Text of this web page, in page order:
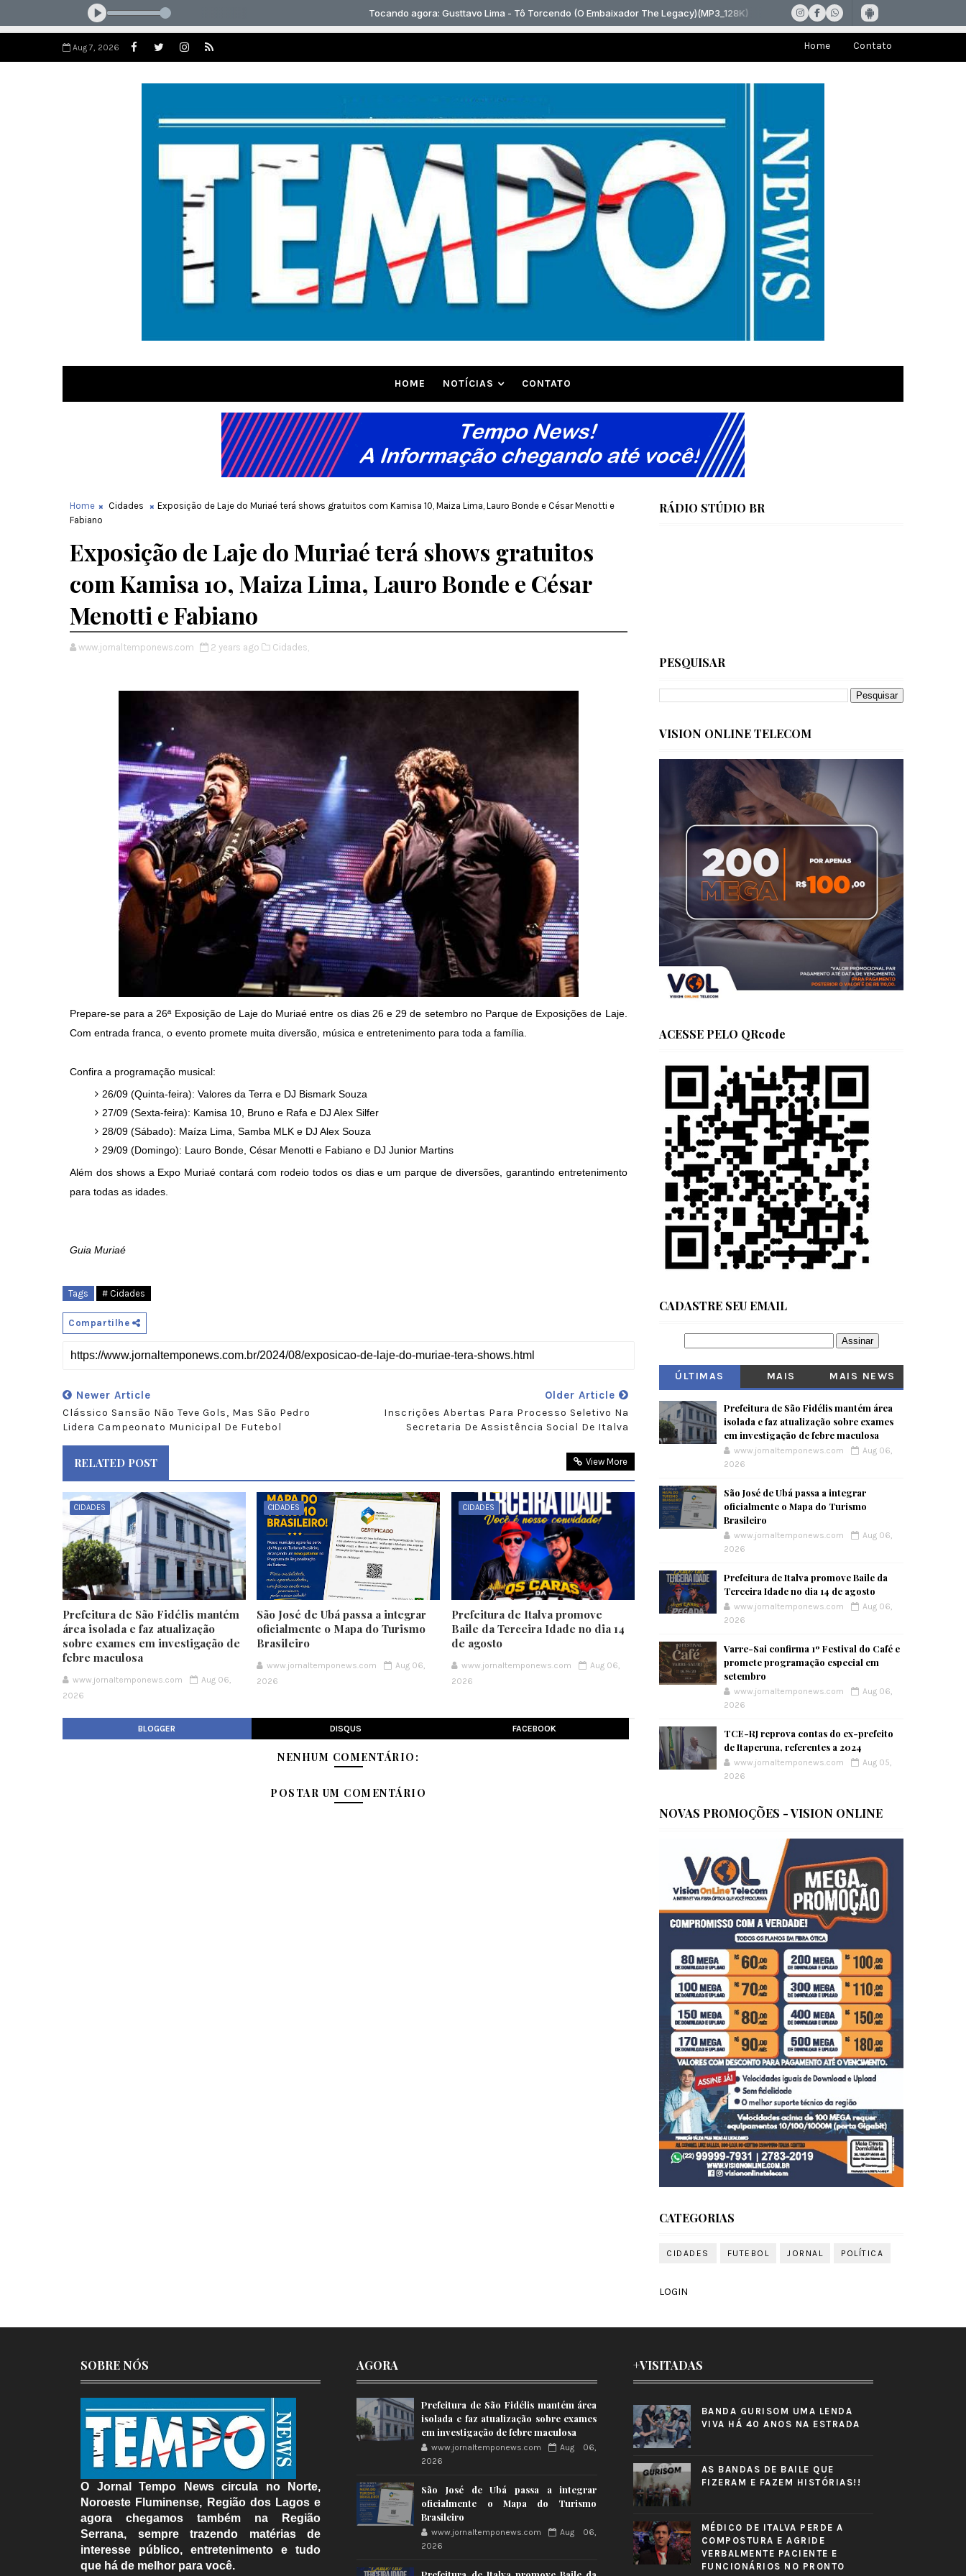
Aug 7, 2026 Home Contato
HOME NOTÍCIAS CONTATO
Home Cidades
Exposição de Laje do Muriaé terá shows gratuitos com Kamisa 10, Maiza Lima, Lauro Bonde e César Menotti e
Fabiano
Exposição de Laje do Muriaé terá shows gratuitos
com Kamisa 10, Maiza Lima, Lauro Bonde e César
Menotti e Fabiano
www.jornaltemponews.com 2 years ago Cidades,
Prepare-se para a 26ª Exposição de Laje do Muriaé entre os dias 26 e 29 de setembro no Parque de Exposições de Laje.
Com entrada franca, o evento promete muita diversão, música e entretenimento para toda a família.
Confira a programação musical:
26/09 (Quinta-feira): Valores da Terra e DJ Bismark Souza
27/09 (Sexta-feira): Kamisa 10, Bruno e Rafa e DJ Alex Silfer
28/09 (Sábado): Maíza Lima, Samba MLK e DJ Alex Souza
29/09 (Domingo): Lauro Bonde, César Menotti e Fabiano e DJ Junior Martins
Além dos shows a Expo Muriaé contará com rodeio todos os dias e um parque de diversões, garantindo entretenimento
para todas as idades.
Guia Muriaé
Tags # Cidades
Compartilhe
Newer Article
Clássico Sansão Não Teve Gols, Mas São Pedro
Lidera Campeonato Municipal De Futebol
Older Article
Inscrições Abertas Para Processo Seletivo Na
Secretaria De Assistência Social De Italva
RELATED POST View More
CIDADES
Prefeitura de São Fidélis mantém
área isolada e faz atualização
sobre exames em investigação de
febre maculosa
www.jornaltemponews.com
Aug 06,
2026
CIDADES
São José de Ubá passa a integrar
oficialmente o Mapa do Turismo
Brasileiro
www.jornaltemponews.com
Aug 06,
2026
CIDADES
Prefeitura de Italva promove
Baile da Terceira Idade no dia 14
de agosto
www.jornaltemponews.com
Aug 06,
2026
BLOGGER DISQUS FACEBOOK
NENHUM COMENTÁRIO:
POSTAR UM COMENTÁRIO
RÁDIO STÚDIO BR
PESQUISAR
VISION ONLINE TELECOM
ACESSE PELO QRcode
CADASTRE SEU EMAIL
ÚLTIMAS
MAIS
MAIS NEWS
Prefeitura de São Fidélis mantém área
isolada e faz atualização sobre exames
em investigação de febre maculosa
www.jornaltemponews.com
Aug 06,
2026
São José de Ubá passa a integrar
oficialmente o Mapa do Turismo
Brasileiro
www.jornaltemponews.com
Aug 06,
2026
Prefeitura de Italva promove Baile da
Terceira Idade no dia 14 de agosto
www.jornaltemponews.com
Aug 06,
2026
Varre-Sai confirma 1º Festival do Café e
promete programação especial em
setembro
www.jornaltemponews.com
Aug 06,
2026
TCE-RJ reprova contas do ex-prefeito
de Itaperuna, referentes a 2024
www.jornaltemponews.com
Aug 05,
2026
NOVAS PROMOÇÕES - VISION ONLINE
CATEGORIAS
CIDADES FUTEBOL JORNAL POLÍTICA
LOGIN
SOBRE NÓS
O Jornal Tempo News circula no Norte,
Noroeste Fluminense, Região dos Lagos e
agora chegamos também na Região
Serrana, sempre trazendo matérias de
interesse público, entretenimento e tudo
que há de melhor para você.
AGORA
Prefeitura de São Fidélis mantém área
isolada e faz atualização sobre exames
em investigação de febre maculosa
www.jornaltemponews.com
Aug 06,
2026
São José de Ubá passa a integrar
oficialmente o Mapa do Turismo
Brasileiro
www.jornaltemponews.com
Aug 06,
2026
+VISITADAS
BANDA GURISOM UMA LENDA
VIVA HÁ 40 ANOS NA ESTRADA
AS BANDAS DE BAILE QUE
FIZERAM E FAZEM HISTÓRIAS!!
MÉDICO DE ITALVA PERDE A
COMPOSTURA E AGRIDE
VERBALMENTE PACIENTE E
FUNCIONÁRIOS NO PRONTO